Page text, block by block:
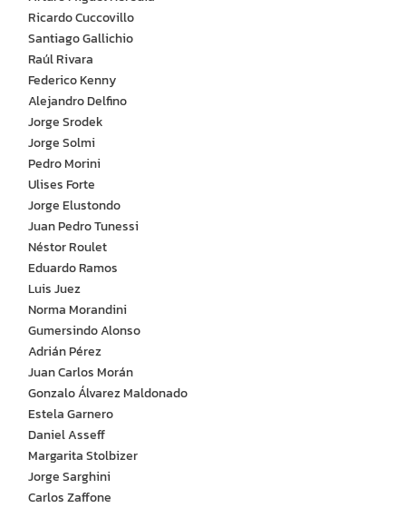
Ricardo Cuccovillo
Santiago Gallichio
Raúl Rivara
Federico Kenny
Alejandro Delfino
Jorge Srodek
Jorge Solmi
Pedro Morini
Ulises Forte
Jorge Elustondo
Juan Pedro Tunessi
Néstor Roulet
Eduardo Ramos
Luis Juez
Norma Morandini
Gumersindo Alonso
Adrián Pérez
Juan Carlos Morán
Gonzalo Álvarez Maldonado
Estela Garnero
Daniel Asseff
Margarita Stolbizer
Jorge Sarghini
Carlos Zaffone